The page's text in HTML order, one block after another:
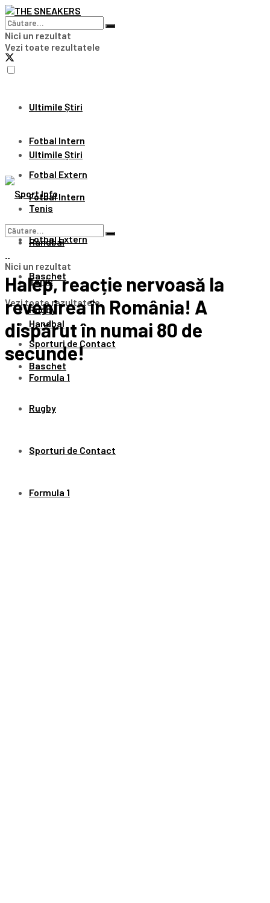
Nici un rezultat
Vezi toate rezultatele
Ultimile Știri
Fotbal Intern
Fotbal Extern
Tenis
Handbal
Baschet
Rugby
Sporturi de Contact
Formula 1
Ultimile Știri
Fotbal Intern
Fotbal Extern
Tenis
Handbal
Baschet
Rugby
Sporturi de Contact
Formula 1
Nici un rezultat
Vezi toate rezultatele
Halep, reacție nervoasă la
revenirea în România! A
dispărut în numai 80 de
secunde!